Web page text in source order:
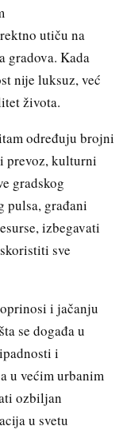
utiču na
gradova. Kada
nije luksuz, već
života.
određuju brojni
prevoz, kulturni
gradskog
pulsa, građani
izbegavati
sve
i jačanju
se događa u
i
u većim urbanim
ozbiljan
u svetu